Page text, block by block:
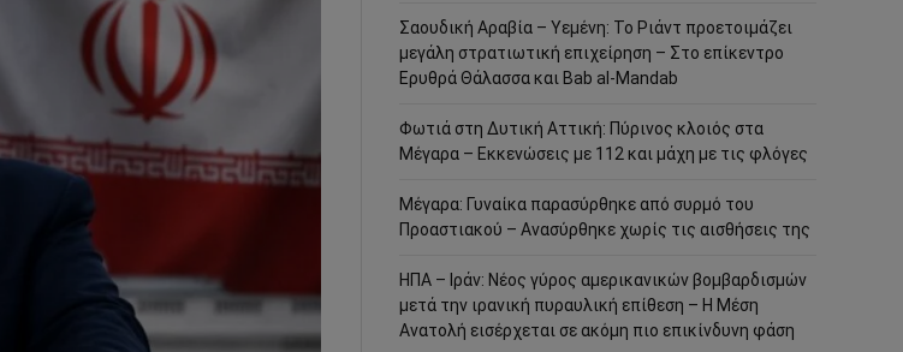
Σαουδική Αραβία – Υεμένη: Το Ριάντ προετοιμάζει
μεγάλη στρατιωτική επιχείρηση – Στο επίκεντρο
Ερυθρά Θάλασσα και Bab al-Mandab
Φωτιά στη Δυτική Αττική: Πύρινος κλοιός στα
Μέγαρα – Εκκενώσεις με 112 και μάχη με τις φλόγες
Μέγαρα: Γυναίκα παρασύρθηκε από συρμό του
Προαστιακού – Ανασύρθηκε χωρίς τις αισθήσεις της
ΗΠΑ – Ιράν: Νέος γύρος αμερικανικών βομβαρδισμών
μετά την ιρανική πυραυλική επίθεση – Η Μέση
Ανατολή εισέρχεται σε ακόμη πιο επικίνδυνη φάση